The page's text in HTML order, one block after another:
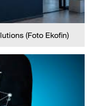
(Foto Ekofin)